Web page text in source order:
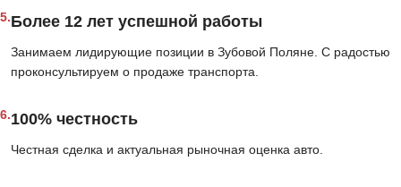
5.Более 12 лет успешной работы
Занимаем лидирующие позиции в Зубовой Поляне. С радостью
проконсультируем о продаже транспорта.
6.100% честность
Честная сделка и актуальная рыночная оценка авто.